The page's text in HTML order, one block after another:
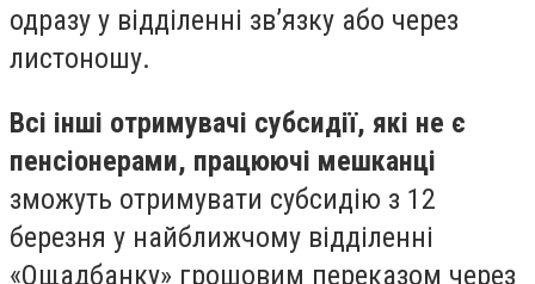
одразу у відділенні зв’язку або через
листоношу.
Всі інші отримувачі субсидії, які не є
пенсіонерами, працюючі мешканці
зможуть отримувати субсидію з 12
березня у найближчому відділенні
«Ощадбанку» грошовим переказом через